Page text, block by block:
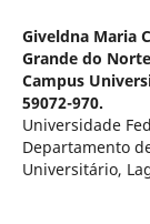
Giveldna Maria
Grande do
Campus
59072-970.
Universidade
Departamento
Universitário,